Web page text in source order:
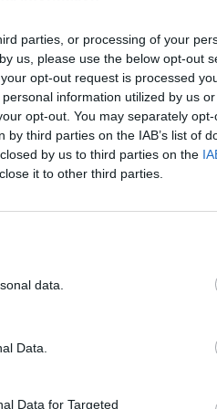
parties, or processing of your
us, please use the below opt-out
opt-out request is processed
information utilized by us
opt-out. You may separately
third parties on the IAB’s list of
by us to third parties on the
it to other third parties.
data.
Data.
Data for Targeted
χρονιά
MWC Barcelona 2025, η οποία